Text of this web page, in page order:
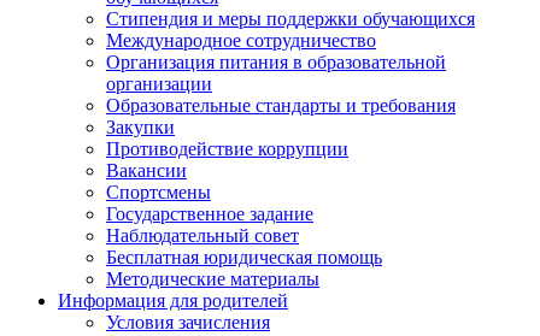
Стипендия и меры поддержки обучающихся
Международное сотрудничество
Организация питания в образовательной
организации
Образовательные стандарты и требования
Закупки
Противодействие коррупции
Вакансии
Спортсмены
Государственное задание
Наблюдательный совет
Бесплатная юридическая помощь
Методические материалы
Информация для родителей
Условия зачисления